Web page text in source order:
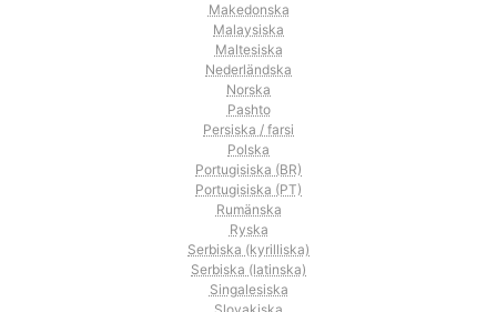
Makedonska
Malaysiska
Maltesiska
Nederländska
Norska
Pashto
Persiska / farsi
Polska
Portugisiska (BR)
Portugisiska (PT)
Rumänska
Ryska
Serbiska (kyrilliska)
Serbiska (latinska)
Singalesiska